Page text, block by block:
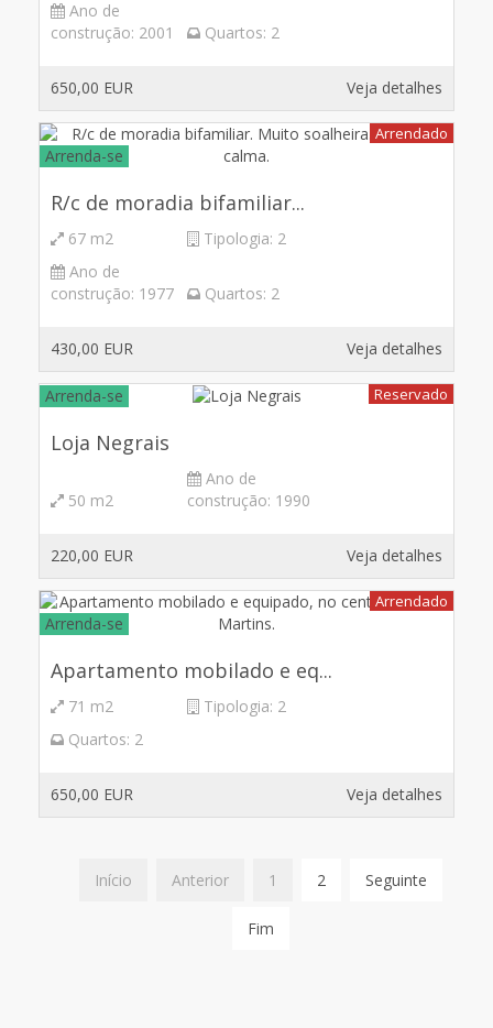
Ano de
construção: 2001 Quartos: 2
650,00 EUR Veja detalhes
Arrendado
Arrenda-se
R/c de moradia bifamiliar...
67 m2 Tipologia: 2
Ano de
construção: 1977 Quartos: 2
430,00 EUR Veja detalhes
Reservado
Arrenda-se
Loja Negrais
50 m2
Ano de
construção: 1990
220,00 EUR Veja detalhes
Arrendado
Arrenda-se
Apartamento mobilado e eq...
71 m2 Tipologia: 2
Quartos: 2
650,00 EUR Veja detalhes
Início Anterior 1 2 Seguinte
Fim